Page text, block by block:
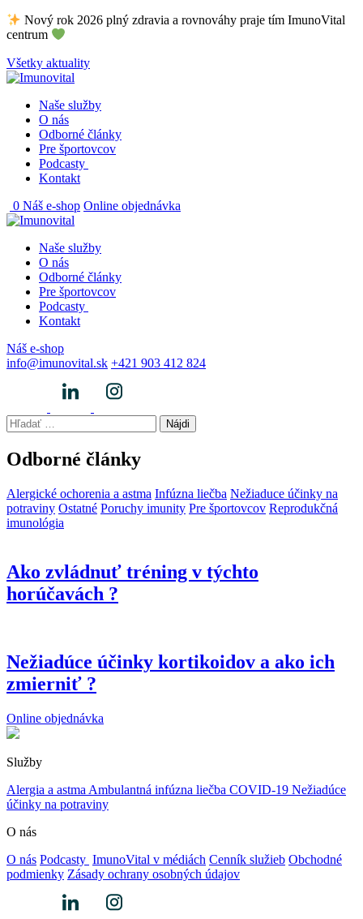
Skip
to
Nový rok 2026 plný zdravia a rovnováhy praje tím ImunoVital
centrum
Všetky aktuality
Naše služby
O nás
Odborné články
Pre športovcov
Podcasty
Kontakt
0 Náš e-shop Online objednávka
Naše služby
O nás
Odborné články
Pre športovcov
Podcasty
Kontakt
Náš e-shop
info@imunovital.sk +421 903 412 824
Hľadať:
Odborné články
Alergické ochorenia a astma Infúzna liečba Nežiaduce účinky na
potraviny Ostatné Poruchy imunity Pre športovcov Reprodukčná
imunológia
Ako zvládnuť tréning v týchto
horúčavách ?
Nežiadúce účinky kortikoidov a ako ich
zmierniť ?
Online objednávka
Služby
Alergia a astma Ambulantná infúzna liečba COVID-19 Nežiadúce
účinky na potraviny
O nás
O nás Podcasty ImunoVital v médiách Cenník služieb Obchodné
podmienky Zásady ochrany osobných údajov